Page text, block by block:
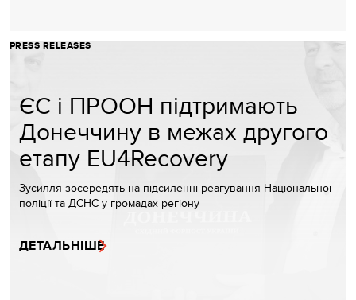
PRESS RELEASES
ЄС і ПРООН підтримають
Донеччину в межах другого
етапу EU4Recovery
Зусилля зосередять на підсиленні реагування Національної
поліції та ДСНС у громадах регіону
ДЕТАЛЬНІШЕ